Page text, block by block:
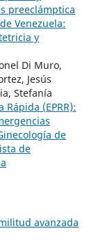
preeclámptica
Venezuela:
y
Di Muro,
Jesús
Stefanía
(EPRR):
de
de
avanzada